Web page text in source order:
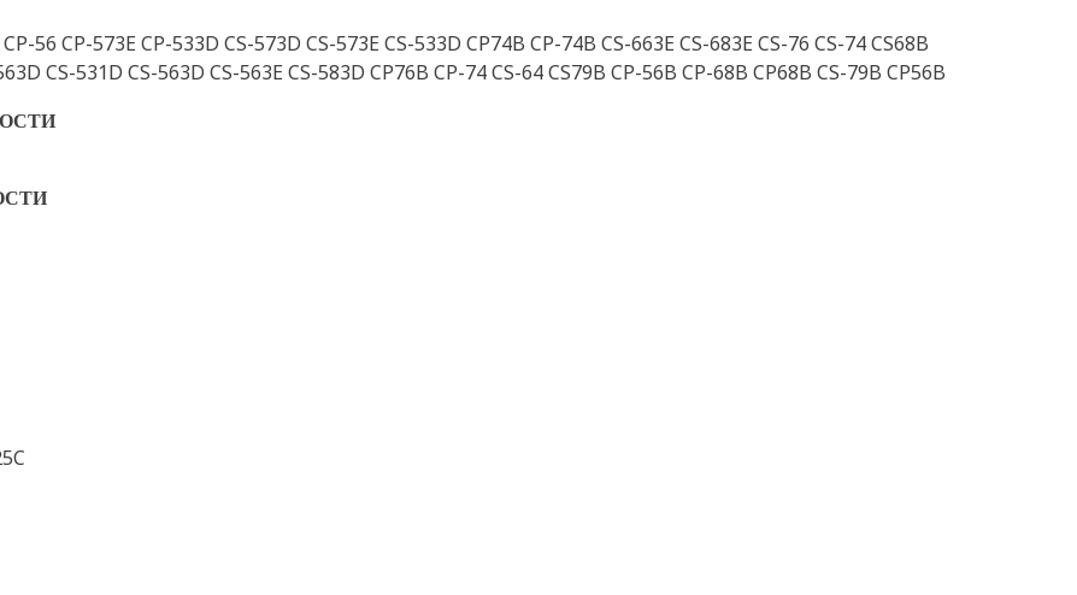
56 CP-573E CP-533D CS-573D CS-573E CS-533D CP74B CP-74B CS-663E CS-683E CS-76 CS-74 CS68B
CS-531D CS-563D CS-563E CS-583D CP76B CP-74 CS-64 CS79B CP-56B CP-68B CP68B CS-79B CP56B